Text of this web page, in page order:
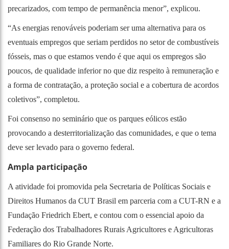
precarizados, com tempo de permanência menor”, explicou.
“As energias renováveis poderiam ser uma alternativa para os
eventuais empregos que seriam perdidos no setor de combustíveis
fósseis, mas o que estamos vendo é que aqui os empregos são
poucos, de qualidade inferior no que diz respeito à remuneração e
a forma de contratação, a proteção social e a cobertura de acordos
coletivos”, completou.
Foi consenso no seminário que os parques eólicos estão
provocando a desterritorialização das comunidades, e que o tema
deve ser levado para o governo federal.
Ampla participação
A atividade foi promovida pela Secretaria de Políticas Sociais e
Direitos Humanos da CUT Brasil em parceria com a CUT-RN e a
Fundação Friedrich Ebert, e contou com o essencial apoio da
Federação dos Trabalhadores Rurais Agricultores e Agricultoras
Familiares do Rio Grande Norte.